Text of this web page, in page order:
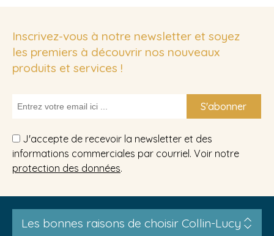
Inscrivez-vous à notre newsletter et soyez
les premiers à découvrir nos nouveaux
produits et services !
S'abonner
J'accepte de recevoir la newsletter et des
informations commerciales par courriel. Voir notre
protection des données.
Les bonnes raisons de choisir Collin-Lucy